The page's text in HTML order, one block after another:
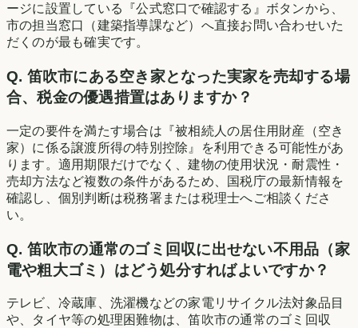
ージに設置している『公式窓口で確認する』ボタンから、
市の担当窓口（建築指導課など）へ直接お問い合わせいた
だくのが最も確実です。
Q. 笛吹市にある空き家となった実家を売却する場
合、税金の優遇措置はありますか？
一定の要件を満たす場合は『被相続人の居住用財産（空き
家）に係る譲渡所得の特別控除』を利用できる可能性があ
ります。適用期限だけでなく、建物の使用状況・耐震性・
売却方法など複数の条件があるため、国税庁の最新情報を
確認し、個別判断は税務署または税理士へご相談くださ
い。
Q. 笛吹市の通常のゴミ回収に出せない不用品（家
電や粗大ゴミ）はどう処分すればよいですか？
テレビ、冷蔵庫、洗濯機などの家電リサイクル法対象品目
や、タイヤ等の処理困難物は、笛吹市の通常のゴミ回収